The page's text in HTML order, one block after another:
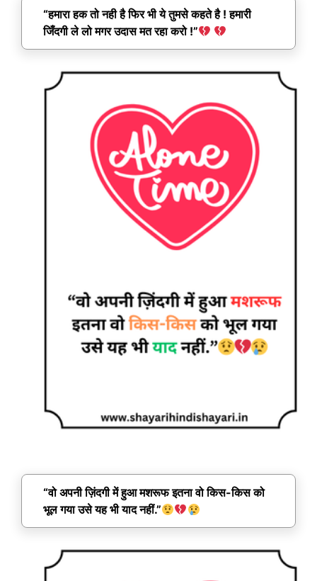
“हमारा हक तो नही है फिर भी ये तुमसे कहते है ! हमारी
जिँदगी ले लो मगर उदास मत रहा करो !”
“वो अपनी ज़िंदगी में हुआ मशरूफ इतना वो किस-किस को
भूल गया उसे यह भी याद नहीं.”